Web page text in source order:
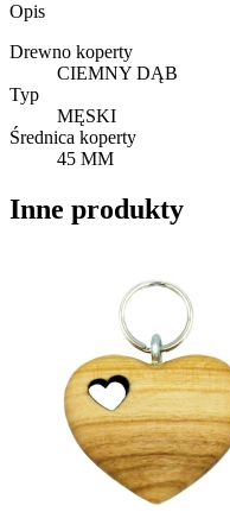
Opis
Drewno koperty
CIEMNY DĄB
Typ
MĘSKI
Średnica koperty
45 MM
Inne produkty